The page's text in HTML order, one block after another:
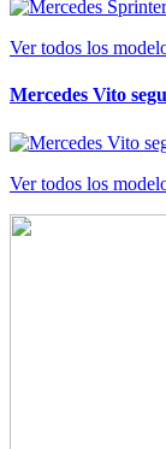
Ver todos los
Mercedes Vito
Ver todos los